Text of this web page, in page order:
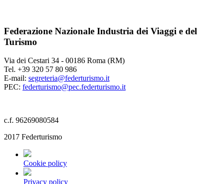
Federazione Nazionale Industria dei Viaggi e del
Turismo
Via dei Cestari 34 - 00186 Roma (RM)
Tel. +39 320 57 80 986
E-mail: segreteria@federturismo.it
PEC: federturismo@pec.federturismo.it
c.f. 96269080584
2017 Federturismo
Cookie policy
Privacy policy